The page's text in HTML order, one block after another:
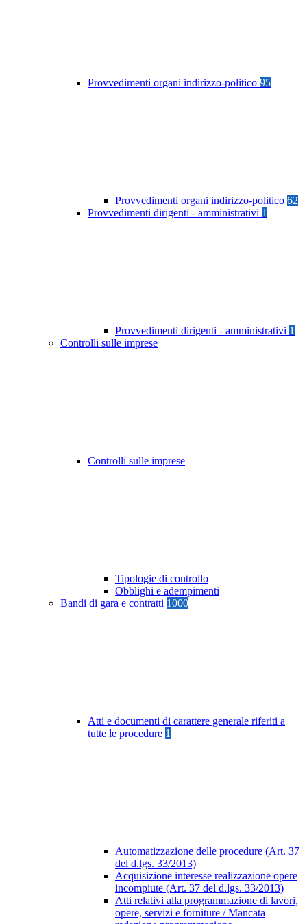
Provvedimenti organi indirizzo-politico 95
Provvedimenti organi indirizzo-politico 62
Provvedimenti dirigenti - amministrativi 1
Provvedimenti dirigenti - amministrativi 1
Controlli sulle imprese
Controlli sulle imprese
Tipologie di controllo
Obblighi e adempimenti
Bandi di gara e contratti 1000
Atti e documenti di carattere generale riferiti a
tutte le procedure 1
Automatizzazione delle procedure (Art. 37
del d.lgs. 33/2013)
Acquisizione interesse realizzazione opere
incompiute (Art. 37 del d.lgs. 33/2013)
Atti relativi alla programmazione di lavori,
opere, servizi e forniture / Mancata